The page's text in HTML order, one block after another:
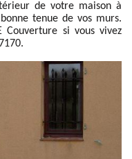
de votre maison à
tenue de vos murs.
Couverture si vous vivez